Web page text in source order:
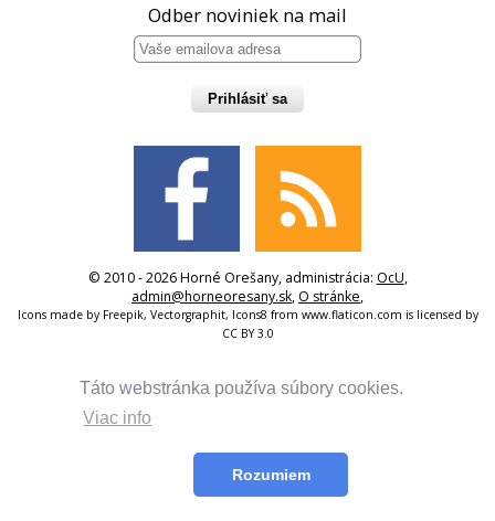
Táto webstránka používa súbory cookies.
Viac info
Rozumiem
Odber noviniek na mail
Prihlásiť sa
© 2010 - 2026 Horné Orešany, administrácia: OcU,
admin@horneoresany.sk, O stránke,
Icons made by Freepik, Vectorgraphit, Icons8 from www.flaticon.com is licensed by
CC BY 3.0